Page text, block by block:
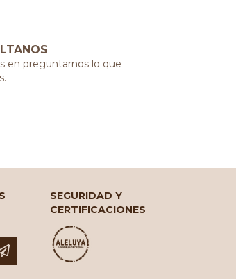
en preguntarnos lo que
SEGURIDAD Y
CERTIFICACIONES